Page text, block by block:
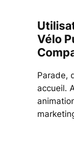
Vélo
Parade,
accueil.